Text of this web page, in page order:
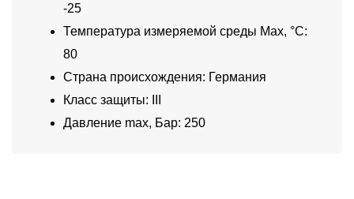
-25
Температура измеряемой среды Max, °C:
80
Страна происхождения: Германия
Класс защиты: III
Давление max, Бар: 250